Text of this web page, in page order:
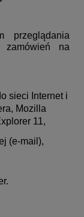
zamówień na
sieci Internet i
Mozilla
11,
(e-mail),